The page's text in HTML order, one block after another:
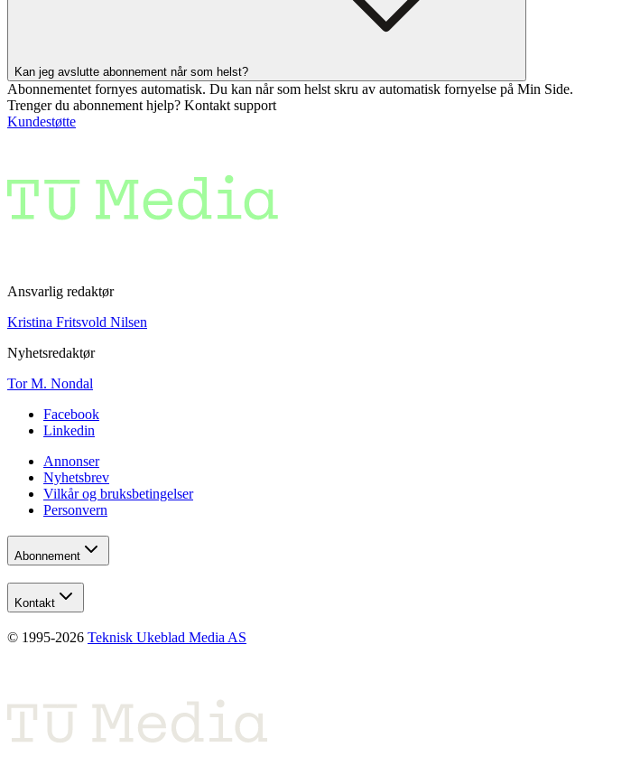
Kan jeg avslutte abonnement når som helst?
Abonnementet fornyes automatisk. Du kan når som helst skru av automatisk fornyelse på Min Side.
Trenger du abonnement hjelp? Kontakt support
Kundestøtte
Ansvarlig redaktør
Kristina Fritsvold Nilsen
Nyhetsredaktør
Tor M. Nondal
Facebook
Linkedin
Annonser
Nyhetsbrev
Vilkår og bruksbetingelser
Personvern
Abonnement
Kontakt
© 1995-2026 Teknisk Ukeblad Media AS